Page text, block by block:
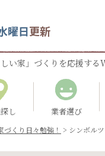
曜日更新
い家」づくりを応援する
し 業者選び
づくり日々勉強！ > シンボル